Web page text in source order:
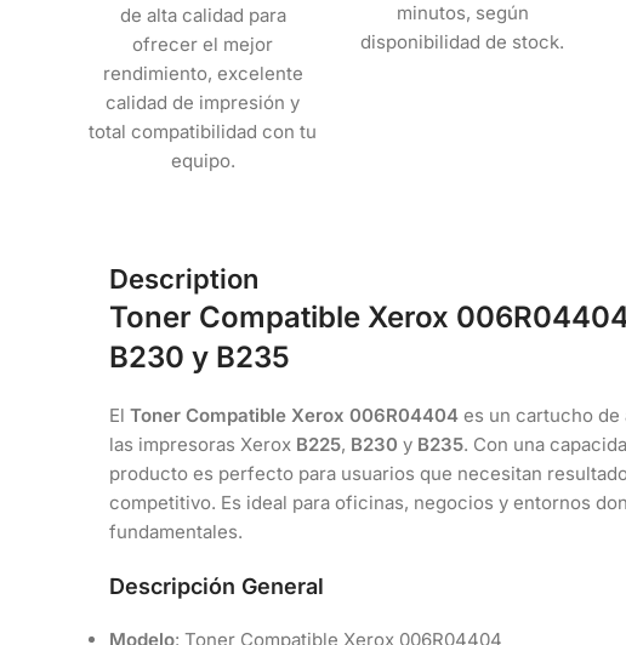
de alta calidad para
ofrecer el mejor
rendimiento, excelente
calidad de impresión y
total compatibilidad con tu
equipo.
minutos, según
disponibilidad de stock.
Description
Toner Compatible Xerox
B230 y B235
El Toner Compatible Xerox 006R04404 es un cartucho
las impresoras Xerox B225, B230 y B235. Con una
producto es perfecto para usuarios que necesitan
competitivo. Es ideal para oficinas, negocios y entornos
fundamentales.
Descripción General
Modelo: Toner Compatible Xerox 006R04404